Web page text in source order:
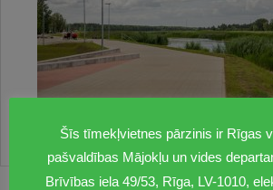
Šīs tīmekļvietnes pārzinis ir Rīgas
pašvaldības Mājokļu un vides
Brīvības iela 49/53, Rīga, LV-1010,